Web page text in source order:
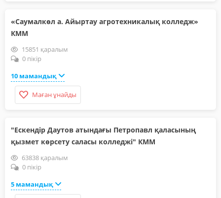
«Саумалкөл а. Айыртау агротехникалық колледж»
КММ
15851 қаралым
0 пікір
10 мамандық
Маған ұнайды
"Ескендір Даутов атындағы Петропавл қаласының
қызмет көрсету саласы колледжі" КММ
63838 қаралым
0 пікір
5 мамандық